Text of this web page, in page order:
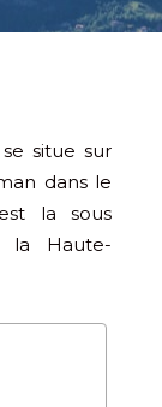
situe sur
dans le
la sous
la Haute-